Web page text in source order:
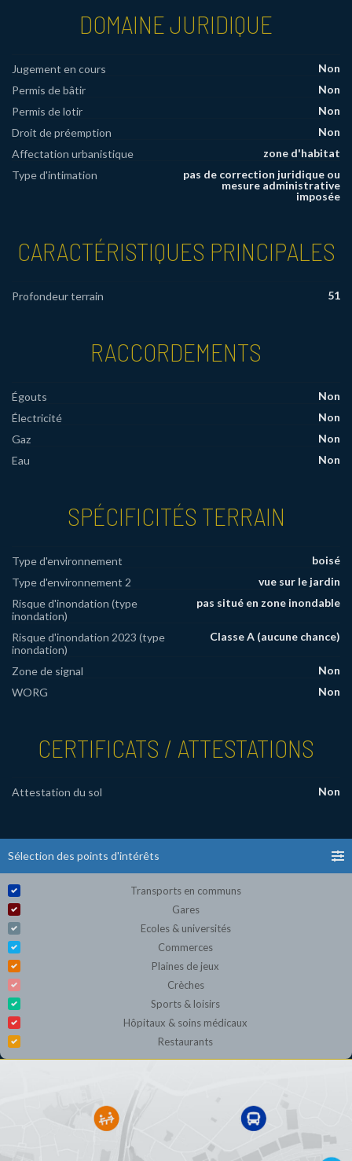
DOMAINE JURIDIQUE
Jugement en cours
Non
Permis de bâtir
Non
Permis de lotir
Non
Droit de préemption
Non
Affectation urbanistique
zone d'habitat
Type d'intimation
pas de correction juridique ou
mesure administrative
imposée
CARACTÉRISTIQUES PRINCIPALES
Profondeur terrain 51
RACCORDEMENTS
Égouts
Non
Électricité
Non
Gaz
Non
Eau
Non
SPÉCIFICITÉS TERRAIN
Type d'environnement
boisé
Type d'environnement 2
vue sur le jardin
Risque d'inondation (type
inondation)
pas situé en zone inondable
Risque d'inondation 2023 (type
inondation)
Classe A (aucune chance)
Zone de signal
Non
WORG
Non
CERTIFICATS / ATTESTATIONS
Attestation du sol Non
Sélection des points d'intérêts
Transports en communs
Gares
Ecoles & universités
Commerces
Plaines de jeux
Crèches
Sports & loisirs
Hôpitaux & soins médicaux
Restaurants